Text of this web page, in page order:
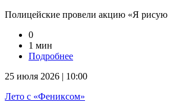
Полицейские провели акцию «Я рисую
0
1 мин
Подробнее
25 июля 2026 | 10:00
Лето с «Фениксом»